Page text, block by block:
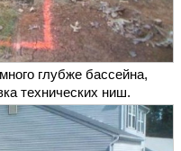
глубже бассейна,
технических ниш.